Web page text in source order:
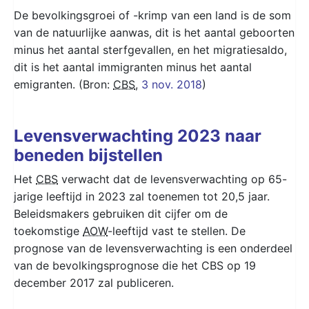
De bevolkingsgroei of -krimp van een land is de som
van de natuurlijke aanwas, dit is het aantal geboorten
minus het aantal sterfgevallen, en het migratiesaldo,
dit is het aantal immigranten minus het aantal
emigranten. (Bron: CBS, 3 nov. 2018)
Levensverwachting 2023 naar
beneden bijstellen
Het CBS verwacht dat de levensverwachting op 65-
jarige leeftijd in 2023 zal toenemen tot 20,5 jaar.
Beleidsmakers gebruiken dit cijfer om de
toekomstige AOW-leeftijd vast te stellen. De
prognose van de levensverwachting is een onderdeel
van de bevolkingsprognose die het CBS op 19
december 2017 zal publiceren.